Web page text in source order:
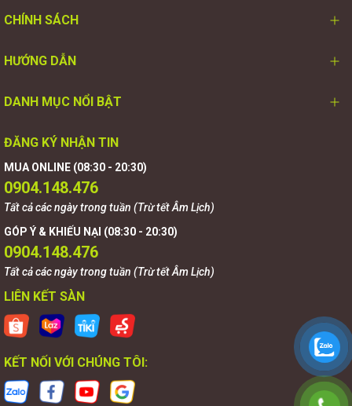
CHÍNH SÁCH
HƯỚNG DẪN
DANH MỤC NỔI BẬT
ĐĂNG KÝ NHẬN TIN
MUA ONLINE (08:30 - 20:30)
0904.148.476
Tất cả các ngày trong tuần (Trừ tết Âm Lịch)
GÓP Ý & KHIẾU NẠI (08:30 - 20:30)
0904.148.476
Tất cả các ngày trong tuần (Trừ tết Âm Lịch)
LIÊN KẾT SÀN
KẾT NỐI VỚI CHÚNG TÔI: